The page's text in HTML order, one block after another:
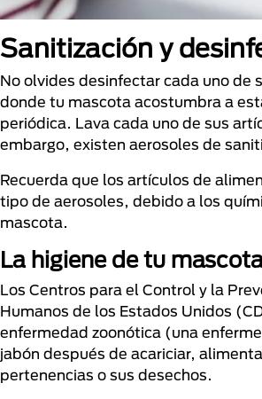
Sanitización y
No olvides desinfectar cada uno de
donde tu mascota acostumbra a
periódica. Lava cada uno de sus
embargo, existen aerosoles de
Recuerda que los artículos de
tipo de aerosoles, debido a los
mascota.
La higiene de tu
Los Centros para el Control y la
Humanos de los Estados Unidos
enfermedad zoonótica (una
jabón después de acariciar,
pertenencias o sus desechos.